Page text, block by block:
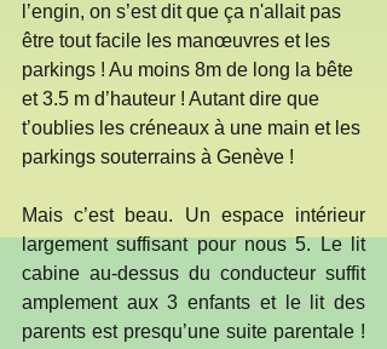
l’engin, on s’est dit que ça n'allait pas
être tout facile les manœuvres et les
parkings ! Au moins 8m de long la bête
et 3.5 m d’hauteur ! Autant dire que
t’oublies les créneaux à une main et les
parkings souterrains à Genève !
Mais c’est beau. Un espace intérieur
largement suffisant pour nous 5. Le lit
cabine au-dessus du conducteur suffit
amplement aux 3 enfants et le lit des
parents est presqu’une suite parentale !